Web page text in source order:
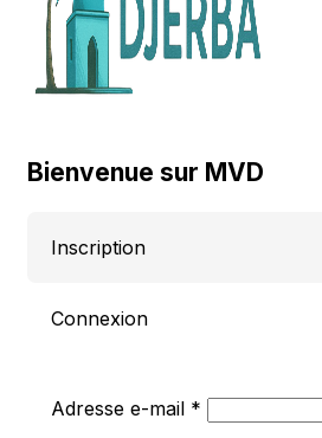
Bienvenue sur MVD
Inscription
Connexion
Adresse e-mail * Obligatoire